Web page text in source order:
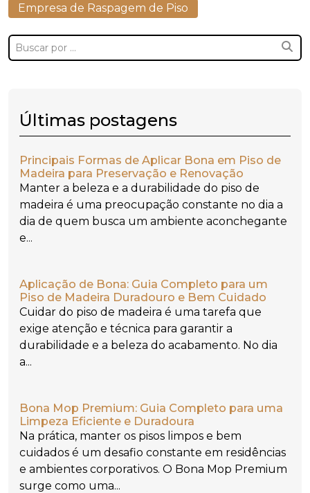
Empresa de Raspagem de Piso
Últimas postagens
Principais Formas de Aplicar Bona em Piso de
Madeira para Preservação e Renovação
Manter a beleza e a durabilidade do piso de
madeira é uma preocupação constante no dia a
dia de quem busca um ambiente aconchegante
e...
Aplicação de Bona: Guia Completo para um
Piso de Madeira Duradouro e Bem Cuidado
Cuidar do piso de madeira é uma tarefa que
exige atenção e técnica para garantir a
durabilidade e a beleza do acabamento. No dia
a...
Bona Mop Premium: Guia Completo para uma
Limpeza Eficiente e Duradoura
Na prática, manter os pisos limpos e bem
cuidados é um desafio constante em residências
e ambientes corporativos. O Bona Mop Premium
surge como uma...